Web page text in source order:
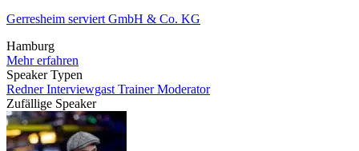
Gerresheim serviert GmbH & Co. KG
Hamburg
Mehr erfahren
Speaker Typen
RednerInterviewgast TrainerModerator
Zufällige Speaker